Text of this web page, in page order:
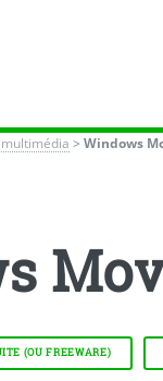
>Windows
(OU FREEWARE)